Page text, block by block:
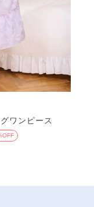
ワンピース